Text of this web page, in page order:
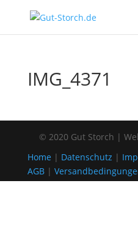
IMG_4371
© 2020 Gut Storch |
Home| Datenschutz |
AGB|